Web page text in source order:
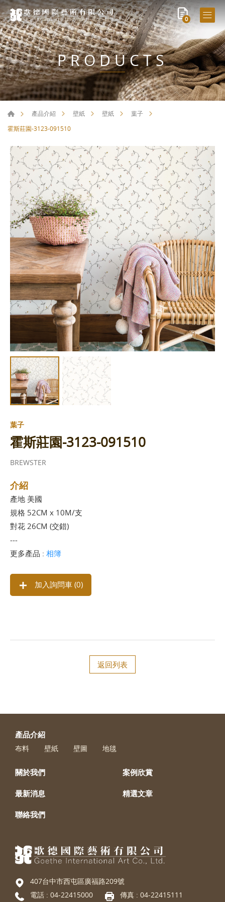
0
PRODUCTS
產品介紹 壁紙 壁紙
葉子
霍斯莊園-3123-091510
葉子
霍斯莊園-3123-091510
BREWSTER
介紹
產地 美國
規格 52CM x 10M/支
對花 26CM (交錯)
---
更多產品 : 相簿
加入詢問車 (0)
返回列表
產品介紹
布料 壁紙 壁圖 地毯
關於我們 案例欣賞
最新消息 精選文章
聯絡我們
407台中市西屯區廣福路209號
電話 : 04-22415000 傳真 : 04-22415111